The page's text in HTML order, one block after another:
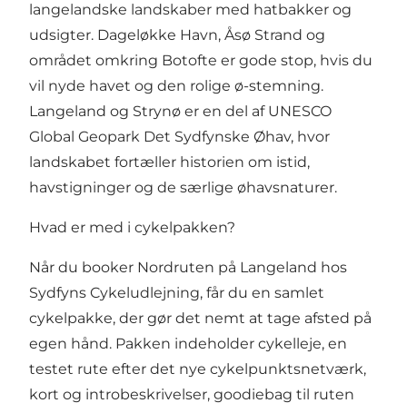
langelandske landskaber med hatbakker og
udsigter. Dageløkke Havn, Åsø Strand og
området omkring Botofte er gode stop, hvis du
vil nyde havet og den rolige ø-stemning.
Langeland og Strynø er en del af UNESCO
Global Geopark Det Sydfynske Øhav, hvor
landskabet fortæller historien om istid,
havstigninger og de særlige øhavsnaturer.
Hvad er med i cykelpakken?
Når du booker Nordruten på Langeland hos
Sydfyns Cykeludlejning, får du en samlet
cykelpakke, der gør det nemt at tage afsted på
egen hånd. Pakken indeholder cykelleje, en
testet rute efter det nye cykelpunktsnetværk,
kort og introbeskrivelser, goodiebag til ruten